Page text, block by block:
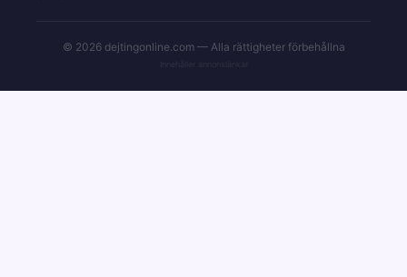
© 2026 dejtingonline.com — Alla rättigheter förbehållna